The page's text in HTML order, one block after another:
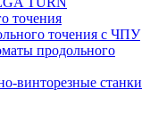
точения
точения с ЧПУ
продольного
винторезные станки